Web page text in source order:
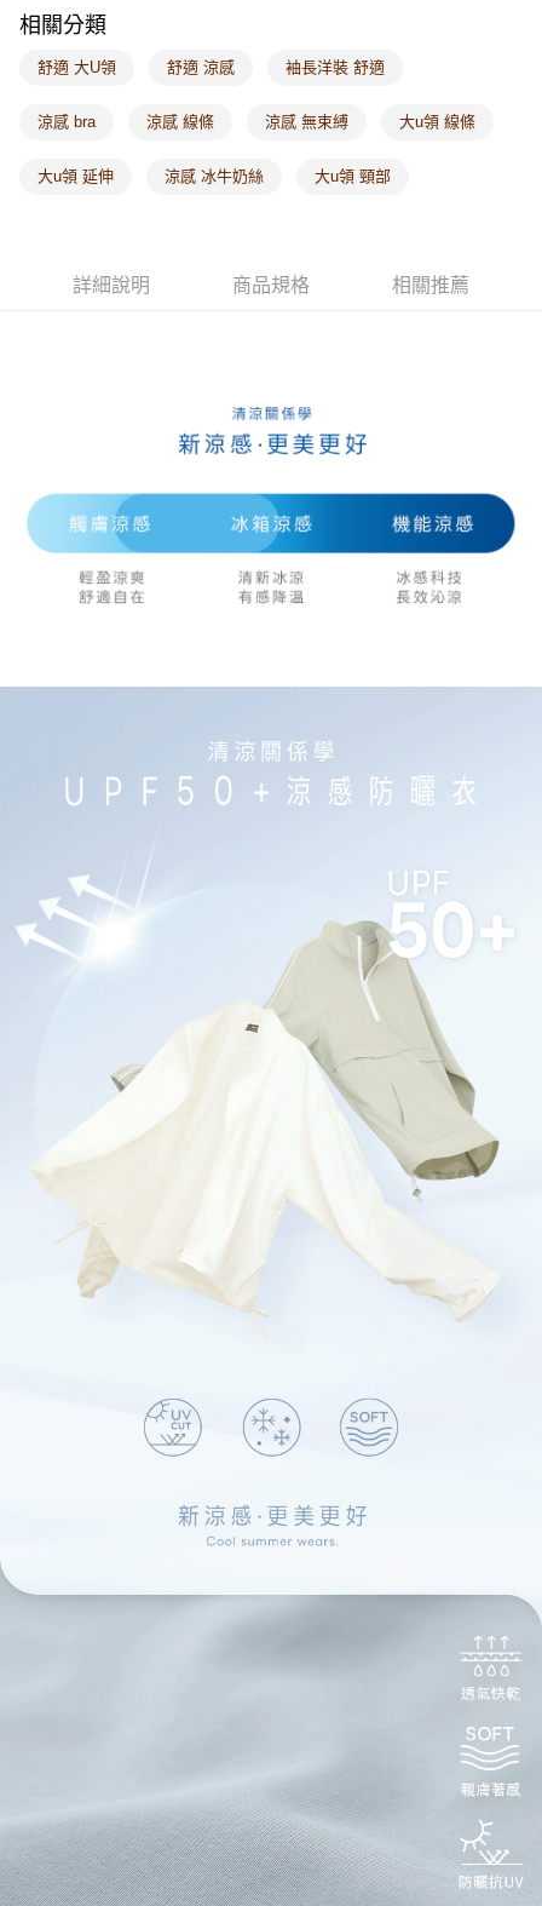
相關分類
舒適 大U領 舒適 涼感 袖長洋裝 舒適
涼感 bra 涼感 線條 涼感 無束縛 大u領 線條
大u領 延伸 涼感 冰牛奶絲 大u領 頸部
詳細說明 商品規格 相關推薦